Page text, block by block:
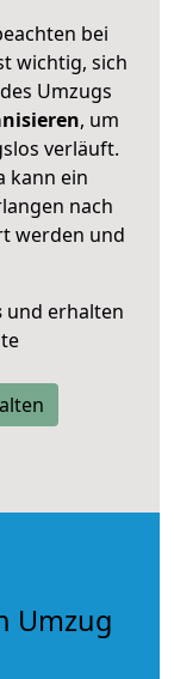
bei
wichtig, sich
Umzugs
, um
verläuft.
kann ein
nach
werden und
und erhalten
Umzug